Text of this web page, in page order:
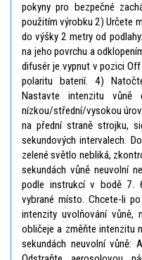
pokyny pro bezpečné
použitím výrobku 2) Určete
do výšky 2 metry od
na jeho povrchu a
difusér je vypnut v pozici
polaritu baterií. 4)
Nastavte intenzitu vůně
nízkou/střední/vysokou
na přední straně strojku,
sekundových intervalech.
zelené světlo nebliká,
sekundách vůně neuvolní
podle instrukcí v bodě 7.
vybrané místo. Chcete-li
intenzity uvolňování vůně,
obličeje a změňte intenzitu
sekundách neuvolní vůně: